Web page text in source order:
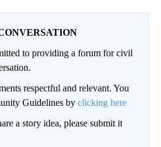
to providing a forum for civil
respectful and relevant. You
Guidelines by clicking here
a story idea, please submit it